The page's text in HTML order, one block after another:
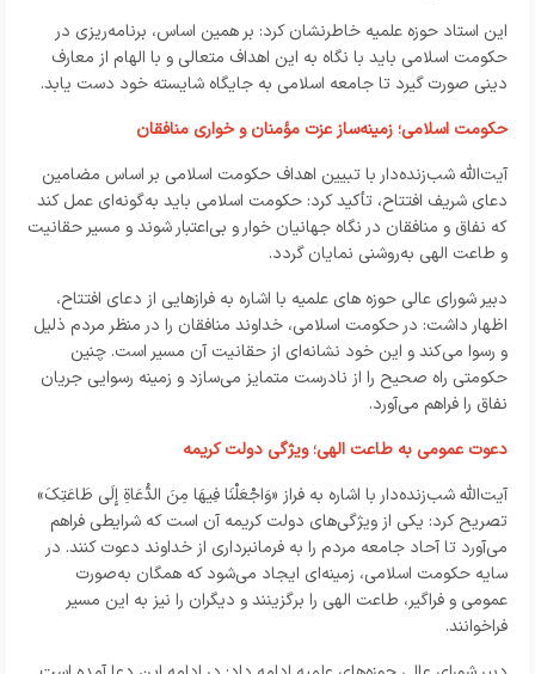
این استاد حوزه علمیه خاطرنشان کرد: بر همین اساس، برنامه‌ریزی در
حکومت اسلامی باید با نگاه به این اهداف متعالی و با الهام از معارف
دینی صورت گیرد تا جامعه اسلامی به جایگاه شایسته خود دست یابد.
حکومت اسلامی؛ زمینه‌ساز عزت مؤمنان و خواری منافقان
آیت‌الله شب‌زنده‌دار با تبیین اهداف حکومت اسلامی بر اساس مضامین
دعای شریف افتتاح، تأکید کرد: حکومت اسلامی باید به‌گونه‌ای عمل کند
که نفاق و منافقان در نگاه جهانیان خوار و بی‌اعتبار شوند و مسیر حقانیت
و طاعت الهی به‌روشنی نمایان گردد.
دبیر شورای عالی حوزه های علمیه با اشاره به فرازهایی از دعای افتتاح،
اظهار داشت: در حکومت اسلامی، خداوند منافقان را در منظر مردم ذلیل
و رسوا می‌کند و این خود نشانه‌ای از حقانیت آن مسیر است. چنین
حکومتی راه صحیح را از نادرست متمایز می‌سازد و زمینه رسوایی جریان
نفاق را فراهم می‌آورد.
دعوت عمومی به طاعت الهی؛ ویژگی دولت کریمه
آیت‌الله شب‌زنده‌دار با اشاره به فراز «وَاجْعَلْنَا فِیهَا مِنَ الدُّعَاةِ إِلَی طَاعَتِکَ»
تصریح کرد: یکی از ویژگی‌های دولت کریمه آن است که شرایطی فراهم
می‌آورد تا آحاد جامعه مردم را به فرمانبرداری از خداوند دعوت کنند. در
سایه حکومت اسلامی، زمینه‌ای ایجاد می‌شود که همگان به‌صورت
عمومی و فراگیر، طاعت الهی را برگزینند و دیگران را نیز به این مسیر
فراخوانند.